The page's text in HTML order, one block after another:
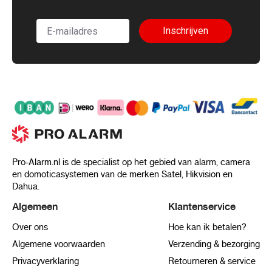
Inschrijven
Pro-Alarm.nl is de specialist op het gebied van alarm, camera
en domoticasystemen van de merken Satel, Hikvision en
Dahua.
Algemeen
Over ons
Algemene voorwaarden
Privacyverklaring
Klantenservice
Hoe kan ik betalen?
Verzending & bezorging
Retourneren & service